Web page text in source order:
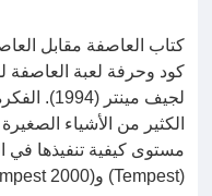
كتاب العاصفة مقابل
لجيف
الكثير من الأشياء
(Tempest) و68K Motorola (Tempest 2000).